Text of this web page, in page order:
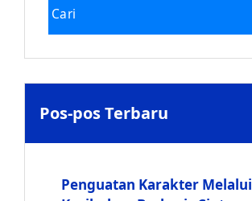
Pos-pos Terbaru
Penguatan Karakter Melalui